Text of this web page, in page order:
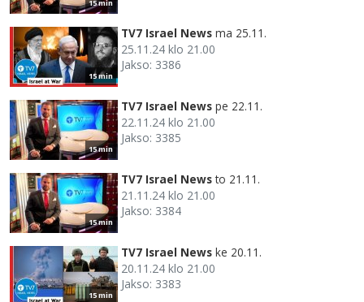
15 min
15 min
TV7 Israel News ma 25.11.
25.11.24 klo 21.00
Jakso: 3386
15 min
TV7 Israel News pe 22.11.
22.11.24 klo 21.00
Jakso: 3385
15 min
TV7 Israel News to 21.11.
21.11.24 klo 21.00
Jakso: 3384
15 min
TV7 Israel News ke 20.11.
20.11.24 klo 21.00
Jakso: 3383